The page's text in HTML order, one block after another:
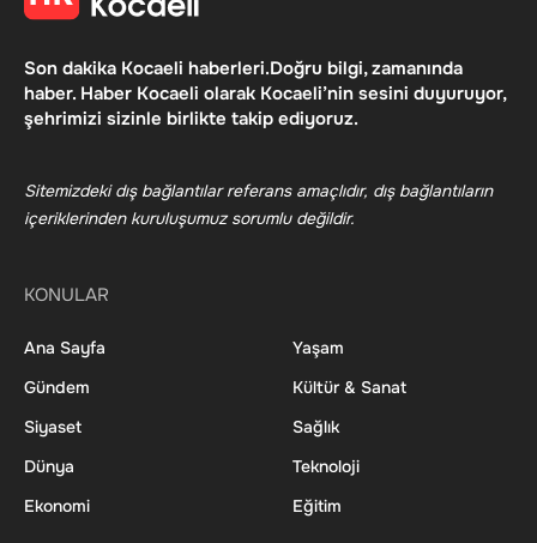
Son dakika Kocaeli haberleri.Doğru bilgi, zamanında
haber. Haber Kocaeli olarak Kocaeli’nin sesini duyuruyor,
şehrimizi sizinle birlikte takip ediyoruz.
Sitemizdeki dış bağlantılar referans amaçlıdır, dış bağlantıların
içeriklerinden kuruluşumuz sorumlu değildir.
KONULAR
Ana Sayfa
Gündem
Siyaset
Dünya
Ekonomi
Yaşam
Kültür & Sanat
Sağlık
Teknoloji
Eğitim